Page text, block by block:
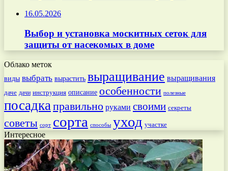
16.05.2026
Выбор и установка москитных сеток для
защиты от насекомых в доме
Облако меток
виды выбрать вырастить выращивание выращивания
даче дачи инструкция описание особенности полезные
посадка правильно руками своими секреты
советы сорт сорта способы уход участке
Интересное